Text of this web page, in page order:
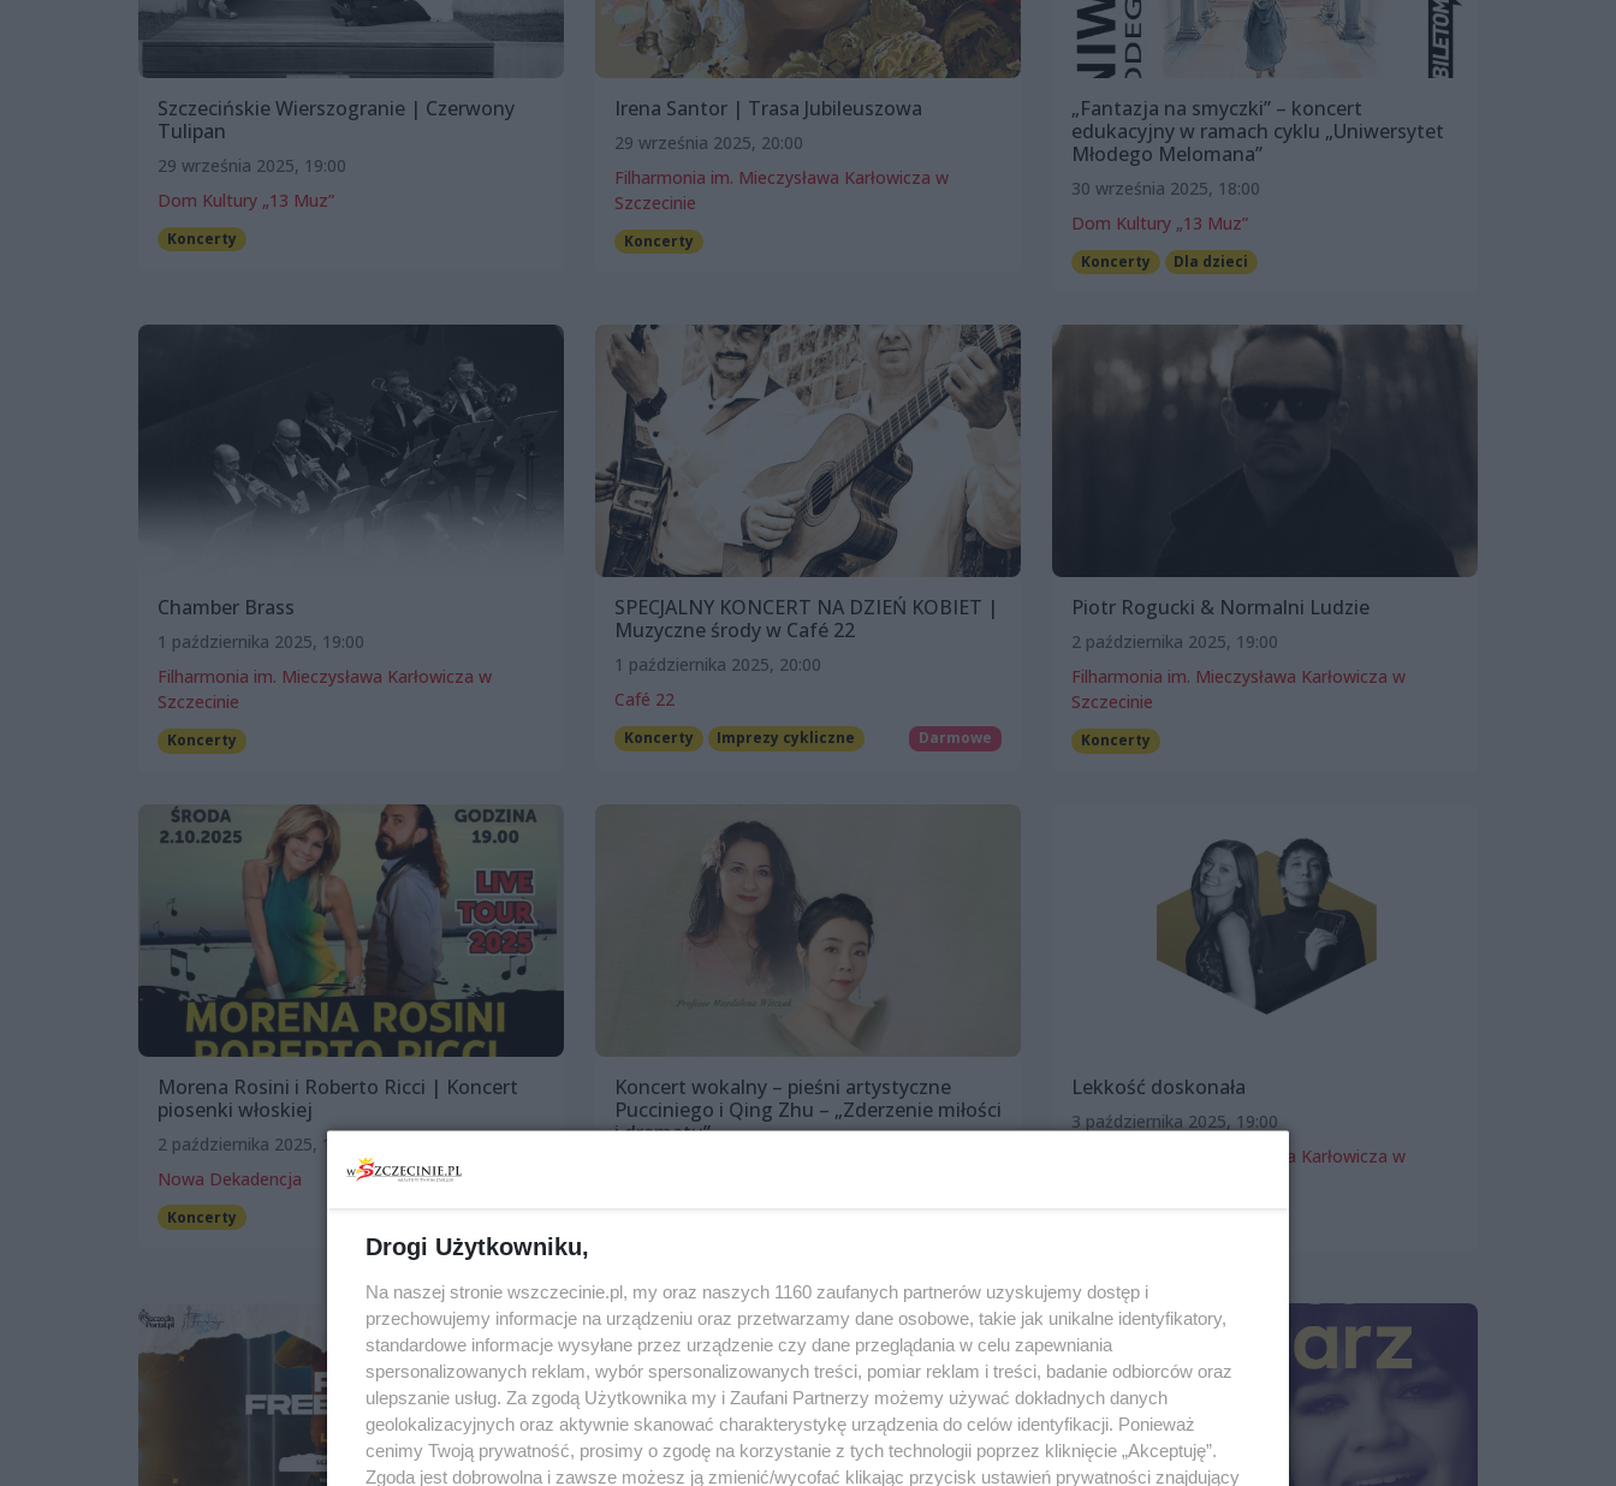
Szczecińskie Wierszogranie | Czerwony
Tulipan
29 września 2025, 19:00
Dom Kultury „13 Muz”
Koncerty
Irena Santor | Trasa Jubileuszowa
29 września 2025, 20:00
Filharmonia im. Mieczysława Karłowicza w
Szczecinie
Koncerty
„Fantazja na smyczki” – koncert
edukacyjny w ramach cyklu „Uniwersytet
Młodego Melomana”
30 września 2025, 18:00
Dom Kultury „13 Muz”
Koncerty Dla dzieci
Chamber Brass
1 października 2025, 19:00
Filharmonia im. Mieczysława Karłowicza w
Szczecinie
Koncerty
SPECJALNY KONCERT NA DZIEŃ KOBIET |
Muzyczne środy w Café 22
1 października 2025, 20:00
Café 22
Koncerty Imprezy cykliczne Darmowe
Piotr Rogucki & Normalni Ludzie
2 października 2025, 19:00
Filharmonia im. Mieczysława Karłowicza w
Szczecinie
Koncerty
Morena Rosini i Roberto Ricci | Koncert
piosenki włoskiej
2 października 2025, 19:00
Nowa Dekadencja
Koncerty
Koncert wokalny – pieśni artystyczne
Pucciniego i Qing Zhu – „Zderzenie miłości
i dramatu”
Lekkość doskonała
3 października 2025, 19:00
Filharmonia im. Mieczysława Karłowicza w
Drogi Użytkowniku,
Na naszej stronie wszczecinie.pl, my oraz naszych 1160 zaufanych partnerów uzyskujemy dostęp i
przechowujemy informacje na urządzeniu oraz przetwarzamy dane osobowe, takie jak unikalne identyfikatory,
standardowe informacje wysyłane przez urządzenie czy dane przeglądania w celu zapewniania
spersonalizowanych reklam, wybór spersonalizowanych treści, pomiar reklam i treści, badanie odbiorców oraz
ulepszanie usług. Za zgodą Użytkownika my i Zaufani Partnerzy możemy używać dokładnych danych
geolokalizacyjnych oraz aktywnie skanować charakterystykę urządzenia do celów identyfikacji. Ponieważ
cenimy Twoją prywatność, prosimy o zgodę na korzystanie z tych technologii poprzez kliknięcie „Akceptuję”.
Zgoda jest dobrowolna i zawsze możesz ją zmienić/wycofać klikając przycisk ustawień prywatności znajdujący